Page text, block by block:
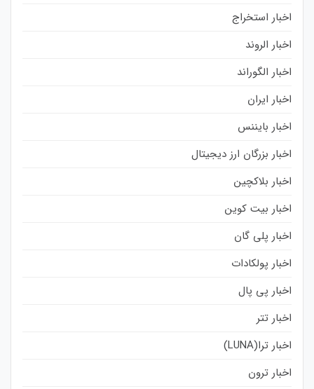
اخبار استخراج
اخبار الروند
اخبار الگوراند
اخبار ایران
اخبار بایننس
اخبار بزرگان ارز دیجیتال
اخبار بلاکچین
اخبار بیت کوین
اخبار پلی گان
اخبار پولکادات
اخبار پی پال
اخبار تتر
اخبار ترا(LUNA)
اخبار ترون